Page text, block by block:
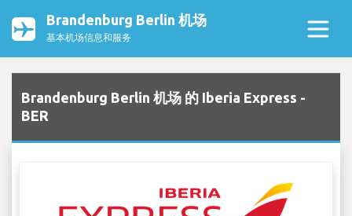
Brandenburg Berlin 机场
基本机场信息和服务
Brandenburg Berlin 机场 的 Iberia Express -
BER